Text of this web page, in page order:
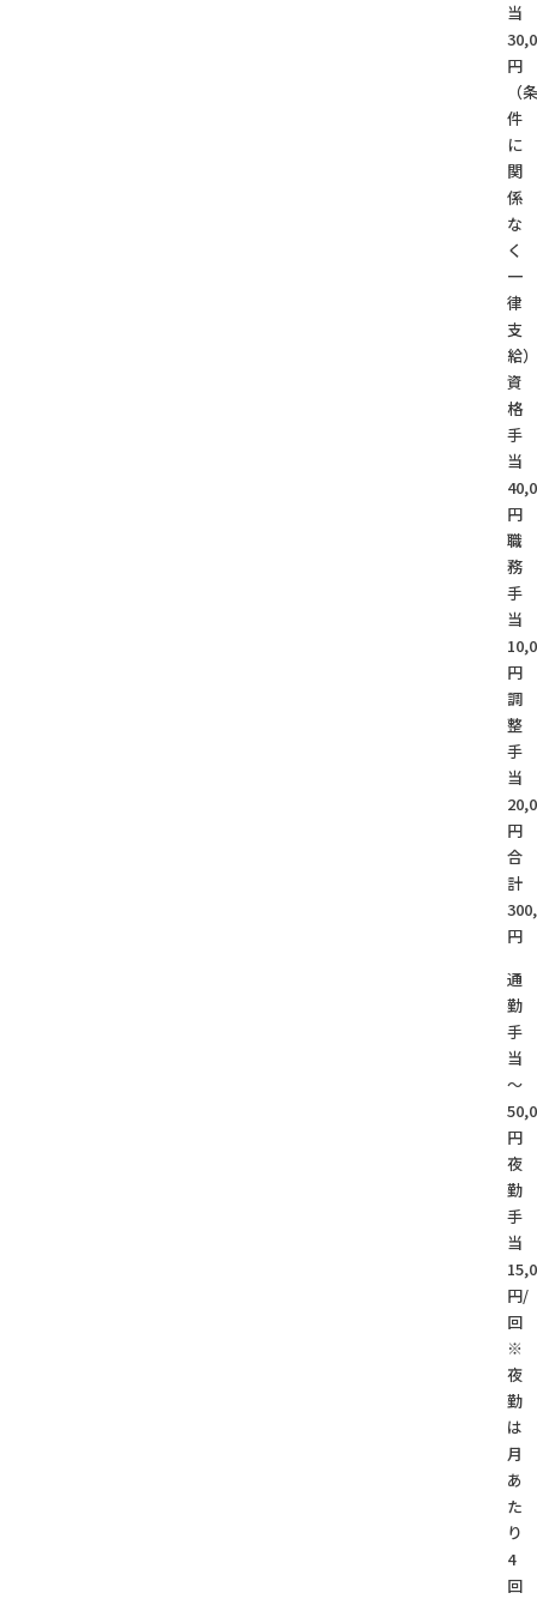
当
円
（条
件
に
関
係
な
く
一
律
支
給）
資
格
手
当
円
職
務
手
当
円
調
整
手
当
円
合
円
通
勤
手
当
～
円
夜
勤
手
当
円/
回
※
夜
勤
は
月
あ
た
り
4
回